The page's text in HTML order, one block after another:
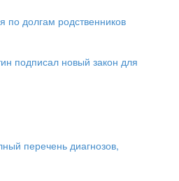
по долгам родственников
подписал новый закон для
перечень диагнозов,